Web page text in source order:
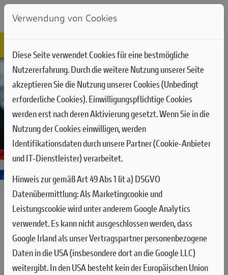
MXGP RUNDE 17 IN ARNHEM:
ABERMALS EIN
HERAUSFORDERNDES
WOCHENENDE AUF SAND
Verwendung von Cookies
Diese Seite verwendet Cookies für eine bestmögliche
Nutzererfahrung. Durch die weitere Nutzung unserer Seite
akzeptieren Sie die Nutzung unserer Cookies (Unbedingt
erforderliche Cookies). Einwilligungspflichtige Cookies
werden erst nach deren Aktivierung gesetzt. Wenn Sie in die
Nutzung der Cookies einwilligen, werden
Identifikationsdaten durch unsere Partner (Cookie-Anbieter
und IT-Dienstleister) verarbeitet.
Hinweis zur gemäß Art 49 Abs 1 lit a) DSGVO
Datenübermittlung:Als Marketingcookie und
Leistungscookie wird unter anderem Google Analytics
verwendet. Es kann nicht ausgeschlossen werden, dass
Google Irland als unser Vertragspartner personenbezogene
Daten in die USA (insbesondere dort an die Google LLC)
weitergibt. In den USA besteht kein der Europäischen Union